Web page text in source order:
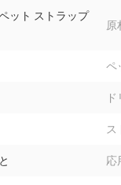
ット ストラップ
原
ペ
ス
応